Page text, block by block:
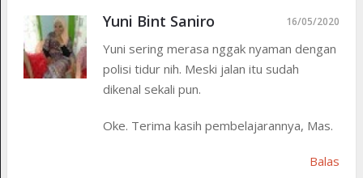
Yuni Bint Saniro 16/05/2020
Yuni sering merasa nggak nyaman dengan
polisi tidur nih. Meski jalan itu sudah
dikenal sekali pun.
Oke. Terima kasih pembelajarannya, Mas.
Balas